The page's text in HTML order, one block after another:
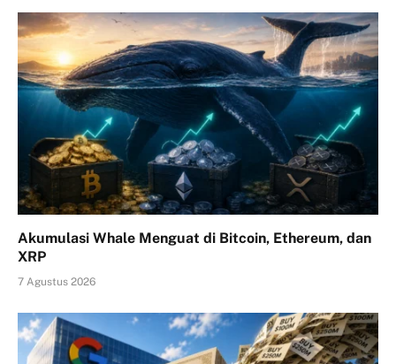
Akumulasi Whale Menguat di Bitcoin, Ethereum, dan
XRP
7 Agustus 2026